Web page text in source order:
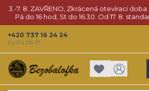
3.-7. 8. ZAVŘENO, Zkrácená otevírací doba
Pá do 16 hod, St do 16:30. Od 17. 8.
+420 737 16 24 24
Po-Pá 09-17